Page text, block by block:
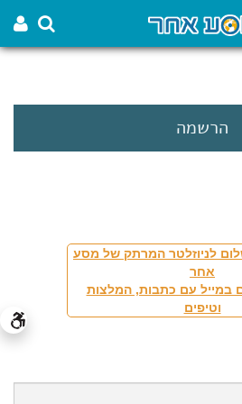
הרשמה
לניוזלטר המרתק של מסע
אחר
במייל עם כתבות, המלצות
וטיפים